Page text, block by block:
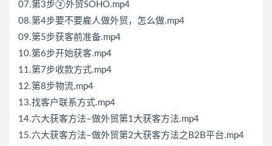
07.第3步②外贸SOHO.mp4
08.第4步要不要雇人做外贸，怎么做.mp4
09.第5步获客前准备.mp4
10.第6步开始获客.mp4
11.第7步收款方式.mp4
12.第8步物流.mp4
13.找客户联系方式.mp4
14.六大获客方法–做外贸第1大获客方法.mp4
15.六大获客方法–做外贸第2大获客方法之B2B平台.mp4